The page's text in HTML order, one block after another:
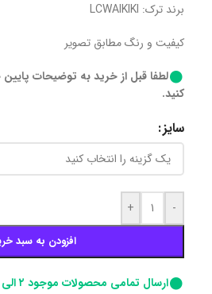
برند ترک: LCWAIKIKI
کیفیت و رنگ مطابق تصویر
لطفا قبل از خرید به توضیحات
کنید.
سایز
-
+
افزودن به سبد
ارسال تمامی محصولات موجود ۲ الی ۳ روز کاری می باشد.